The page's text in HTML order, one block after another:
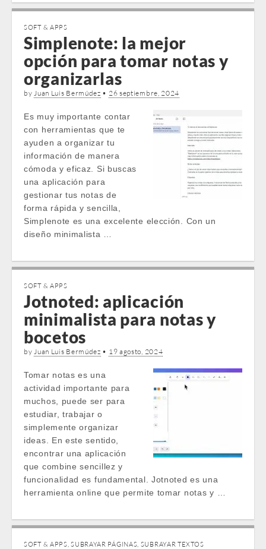
SOFT & APPS
Simplenote: la mejor
opción para tomar notas y
organizarlas
byJuan Luis Bermúdez • 26 septiembre, 2024
Es muy importante contar
con herramientas que te
ayuden a organizar tu
información de manera
cómoda y eficaz. Si buscas
una aplicación para
gestionar tus notas de
forma rápida y sencilla,
Simplenote es una excelente elección. Con un
diseño minimalista …
SOFT & APPS
Jotnoted: aplicación
minimalista para notas y
bocetos
byJuan Luis Bermúdez • 19 agosto, 2024
Tomar notas es una
actividad importante para
muchos, puede ser para
estudiar, trabajar o
simplemente organizar
ideas. En este sentido,
encontrar una aplicación
que combine sencillez y
funcionalidad es fundamental. Jotnoted es una
herramienta online que permite tomar notas y …
SOFT & APPS,SUBRAYAR PÁGINAS, SUBRAYAR TEXTOS